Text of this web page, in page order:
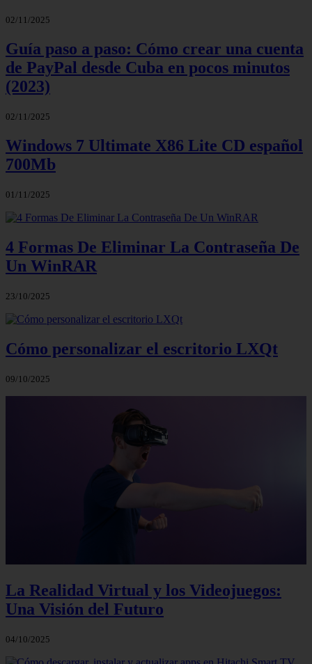
02/11/2025
Guía paso a paso: Cómo crear una cuenta
de PayPal desde Cuba en pocos minutos
(2023)
02/11/2025
Windows 7 Ultimate X86 Lite CD español
700Mb
01/11/2025
4 Formas De Eliminar La Contraseña De
Un WinRAR
23/10/2025
Cómo personalizar el escritorio LXQt
09/10/2025
La Realidad Virtual y los Videojuegos:
Una Visión del Futuro
04/10/2025